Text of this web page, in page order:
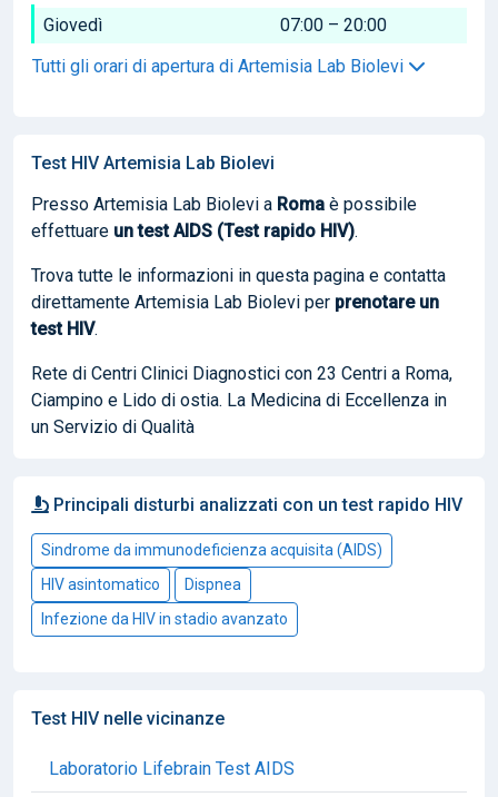
Giovedì
07:00 – 20:00
Tutti gli orari di apertura di Artemisia Lab Biolevi
Test HIV Artemisia Lab Biolevi
Presso Artemisia Lab Biolevi a Roma è possibile
effettuare un test AIDS (Test rapido HIV).
Trova tutte le informazioni in questa pagina e contatta
direttamente Artemisia Lab Biolevi per prenotare un
test HIV.
Rete di Centri Clinici Diagnostici con 23 Centri a Roma,
Ciampino e Lido di ostia. La Medicina di Eccellenza in
un Servizio di Qualità
Principali disturbi analizzati con un test rapido HIV
Sindrome da immunodeficienza acquisita (AIDS)
HIV asintomatico
Dispnea
Infezione da HIV in stadio avanzato
Test HIV nelle vicinanze
Laboratorio Lifebrain Test AIDS